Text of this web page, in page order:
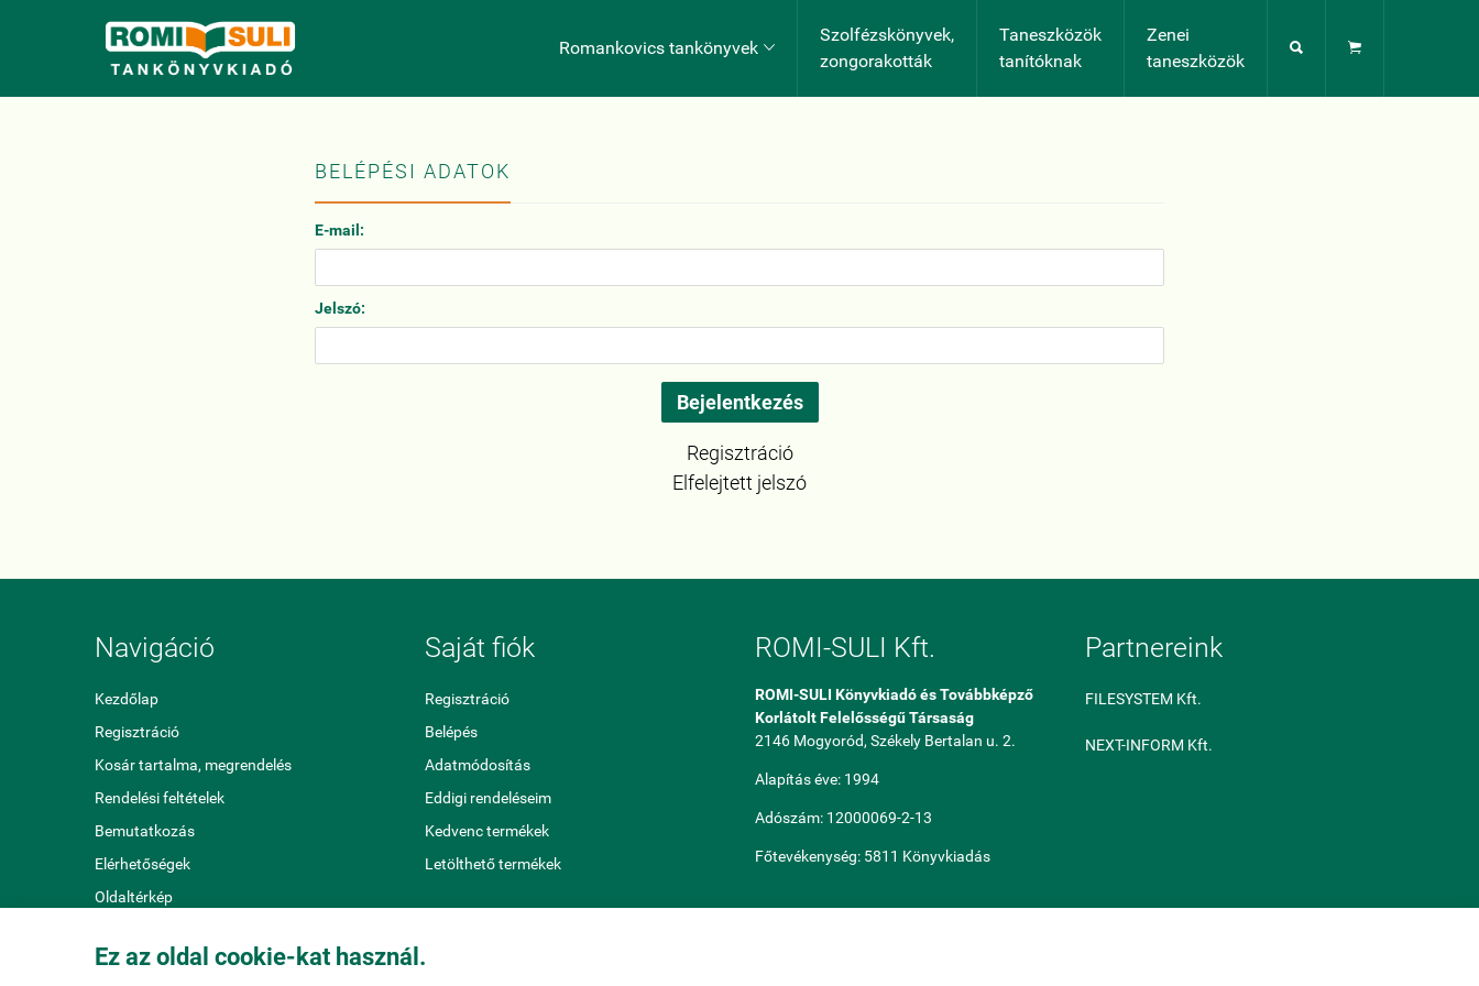
Ez az oldal cookie-kat használ.
Romankovics tankönyvek 
Szolfézskönyvek,
zongorakották
Taneszközök
tanítóknak
Zenei
taneszközök
 
BELÉPÉSI ADATOK
E-mail:
Jelszó:
Regisztráció
Elfelejtett jelszó
Navigáció
Kezdőlap
Regisztráció
Kosár tartalma, megrendelés
Rendelési feltételek
Bemutatkozás
Elérhetőségek
Oldaltérkép
Saját fiók
Regisztráció
Belépés
Adatmódosítás
Eddigi rendeléseim
Kedvenc termékek
Letölthető termékek
ROMI-SULI Kft.
ROMI-SULI Könyvkiadó és Továbbképző
Korlátolt Felelősségű Társaság
2146 Mogyoród, Székely Bertalan u. 2.
Alapítás éve: 1994
Adószám: 12000069-2-13
Főtevékenység: 5811 Könyvkiadás
Partnereink
FILESYSTEM Kft.
NEXT-INFORM Kft.